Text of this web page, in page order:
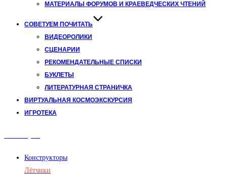
МАТЕРИАЛЫ ФОРУМОВ И КРАЕВЕДЧЕСКИХ ЧТЕНИЙ
СОВЕТУЕМ ПОЧИТАТЬ
ВИДЕОРОЛИКИ
СЦЕНАРИИ
РЕКОМЕНДАТЕЛЬНЫЕ СПИСКИ
БУКЛЕТЫ
ЛИТЕРАТУРНАЯ СТРАНИЧКА
ВИРТУАЛЬНАЯ КОСМОЭКСКУРСИЯ
ИГРОТЕКА
Конструкторы
Лётчики